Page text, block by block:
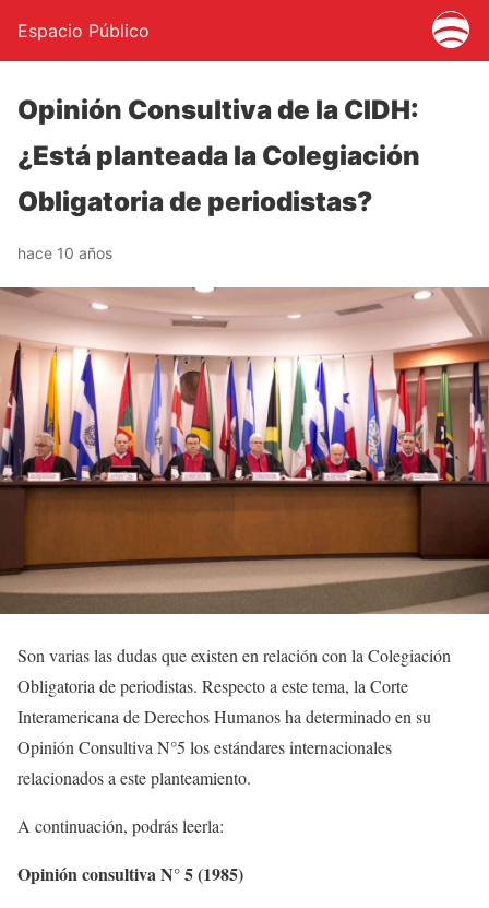
Espacio Público
Opinión Consultiva de la CIDH:
¿Está planteada la Colegiación
Obligatoria de periodistas?
hace 10 años
Son varias las dudas que existen en relación con la Colegiación
Obligatoria de periodistas. Respecto a este tema, la Corte
Interamericana de Derechos Humanos ha determinado en su
Opinión Consultiva N°5 los estándares internacionales
relacionados a este planteamiento.
A continuación, podrás leerla:
Opinión consultiva N° 5 (1985)